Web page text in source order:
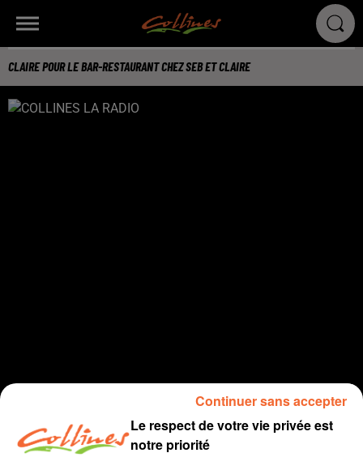
CLAIRE POUR LE BAR-RESTAURANT CHEZ SEB ET CLAIRE
Le respect de votre vie privée est
notre priorité
Continuer sans accepter